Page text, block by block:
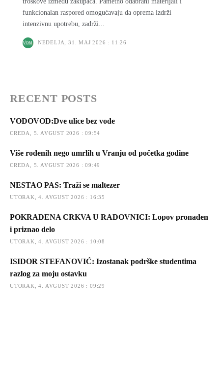
funkcionalan raspored omogućavaju da oprema izdrži
intenzivnu upotrebu, zadrži...
NEDELJA, 31. MAJ 2026 : 11:26
RECENT POSTS
VODOVOD:Dve ulice bez vode
CREDA, 5. AVGUST 2026 : 09:54
Više rođenih nego umrlih u Vranju od početka godine
CREDA, 5. AVGUST 2026 : 09:49
NESTAO PAS: Traži se maltezer
UTORAK, 4. AVGUST 2026 : 16:35
POKRADENA CRKVA U RADOVNICI: Lopov pronađen
i priznao delo
UTORAK, 4. AVGUST 2026 : 10:08
ISIDOR STEFANOVIĆ: Izostanak podrške studentima
razlog za moju ostavku
UTORAK, 4. AVGUST 2026 : 09:29